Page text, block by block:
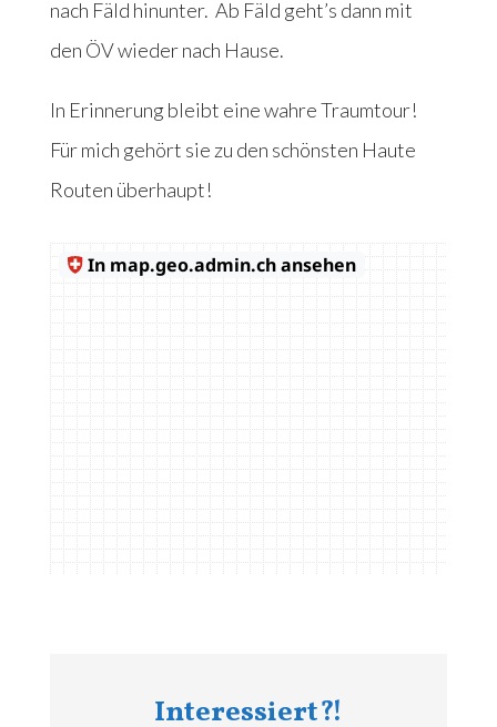
nach Fäld hinunter. Ab Fäld geht’s dann mit
den ÖV wieder nach Hause.
In Erinnerung bleibt eine wahre Traumtour!
Für mich gehört sie zu den schönsten Haute
Routen überhaupt!
Interessiert?!